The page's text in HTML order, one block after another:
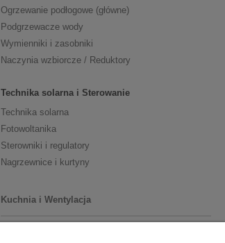
Ogrzewanie podłogowe (główne)
Podgrzewacze wody
Wymienniki i zasobniki
Naczynia wzbiorcze / Reduktory
Technika solarna i Sterowanie
Technika solarna
Fotowoltanika
Sterowniki i regulatory
Nagrzewnice i kurtyny
Kuchnia i Wentylacja